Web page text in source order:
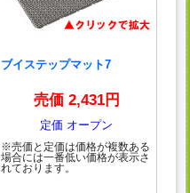
ブイステップマット7
売価 2,431円
定価 オープン
※売価と定価は価格が複数ある
場合には一番低い価格が表示さ
れております。